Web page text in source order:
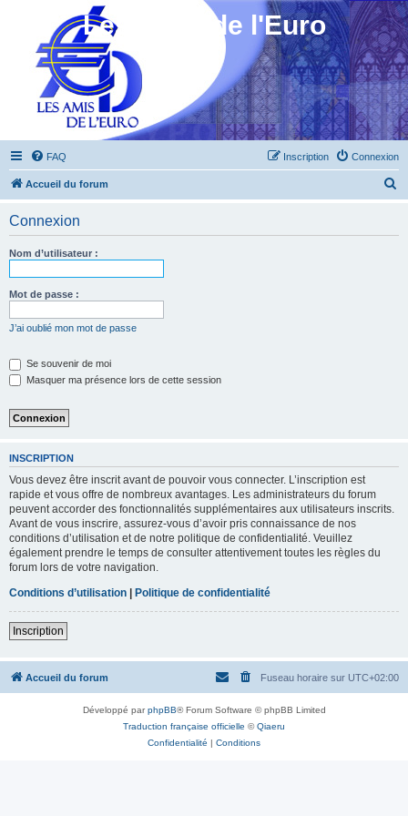
Les Amis de l'Euro
FAQ Connexion
Inscription
Accueil du forum
Connexion
Nom d’utilisateur :
Mot de passe :
J’ai oublié mon mot de passe
Se souvenir de moi
Masquer ma présence lors de cette session
INSCRIPTION
Vous devez être inscrit avant de pouvoir vous connecter. L’inscription est
rapide et vous offre de nombreux avantages. Les administrateurs du forum
peuvent accorder des fonctionnalités supplémentaires aux utilisateurs inscrits.
Avant de vous inscrire, assurez-vous d’avoir pris connaissance de nos
conditions d’utilisation et de notre politique de confidentialité. Veuillez
également prendre le temps de consulter attentivement toutes les règles du
forum lors de votre navigation.
Conditions d’utilisation | Politique de confidentialité
Inscription
Accueil du forum Fuseau horaire sur UTC+02:00
Développé parphpBB® Forum Software © phpBB Limited
Traduction française officielle ©Qiaeru
Confidentialité | Conditions